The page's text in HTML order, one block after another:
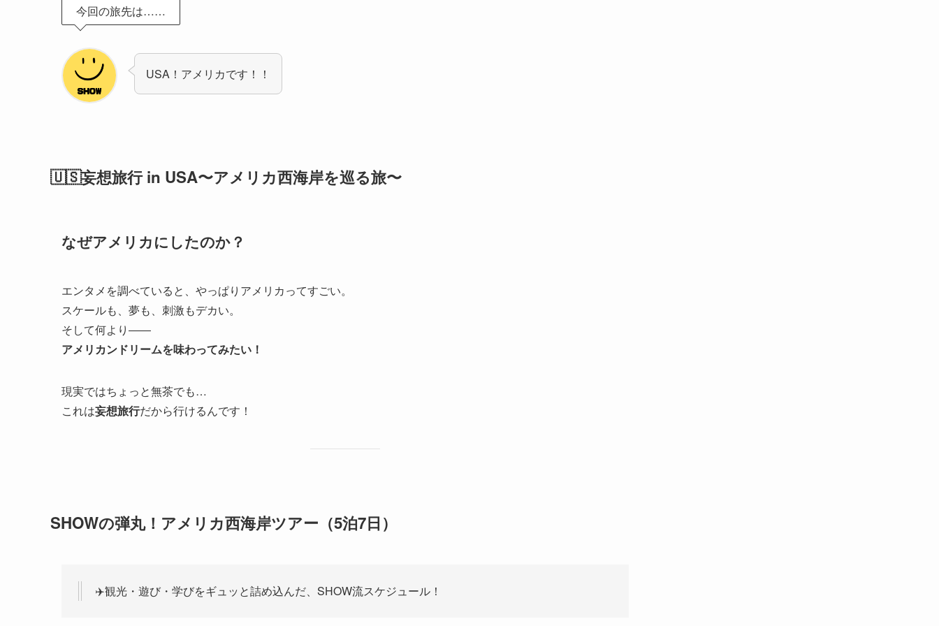
今回の旅先は……
USA！アメリカです！！
🇺🇸妄想旅行 in USA〜アメリカ西海岸を巡る旅〜
なぜアメリカにしたのか？
エンタメを調べていると、やっぱりアメリカってすごい。
スケールも、夢も、刺激もデカい。
そして何より――
アメリカンドリームを味わってみたい！
現実ではちょっと無茶でも…
これは妄想旅行だから行けるんです！
SHOWの弾丸！アメリカ西海岸ツアー（5泊7日）
✈️観光・遊び・学びをギュッと詰め込んだ、SHOW流スケジュール！